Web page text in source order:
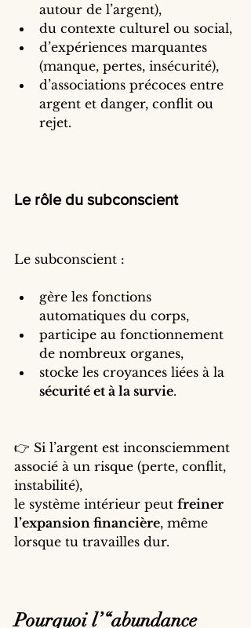
autour de l’argent),
du contexte culturel ou social,
d’expériences marquantes
(manque, pertes, insécurité),
d’associations précoces entre
argent et danger, conflit ou
rejet.
Le rôle du subconscient
Le subconscient :
gère les fonctions
automatiques du corps,
participe au fonctionnement
de nombreux organes,
stocke les croyances liées à la
sécurité et à la survie.
👉 Si l’argent est inconsciemment
associé à un risque (perte, conflit,
instabilité),
le système intérieur peut freiner
l’expansion financière, même
lorsque tu travailles dur.
Pourquoi l’“abundance